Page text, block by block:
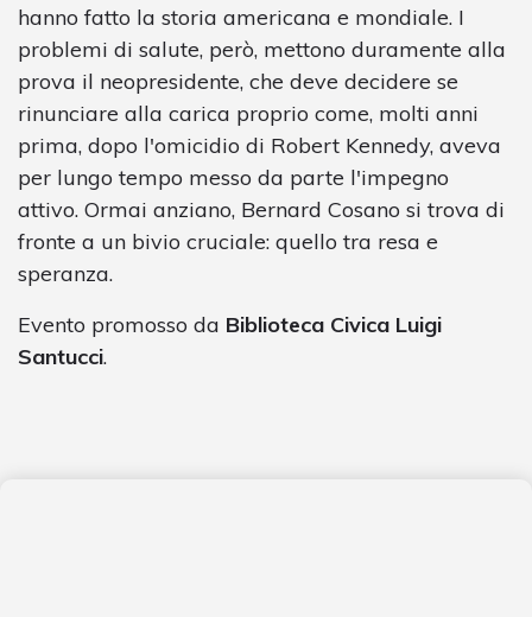
hanno fatto la storia americana e mondiale. I
problemi di salute, però, mettono duramente alla
prova il neopresidente, che deve decidere se
rinunciare alla carica proprio come, molti anni
prima, dopo l'omicidio di Robert Kennedy, aveva
per lungo tempo messo da parte l'impegno
attivo. Ormai anziano, Bernard Cosano si trova di
fronte a un bivio cruciale: quello tra resa e
speranza.
Evento promosso da Biblioteca Civica Luigi
Santucci.